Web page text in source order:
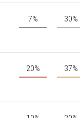
7% 30%
20% 37%